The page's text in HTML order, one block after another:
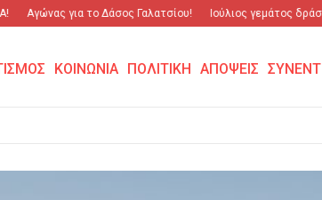
Αγώνας για το Δάσος Γαλατσίου! Ιούλιος γεμάτος δράση
ΚΟΙΝΩΝΙΑ ΠΟΛΙΤΙΚΗ ΑΠΟΨΕΙΣ